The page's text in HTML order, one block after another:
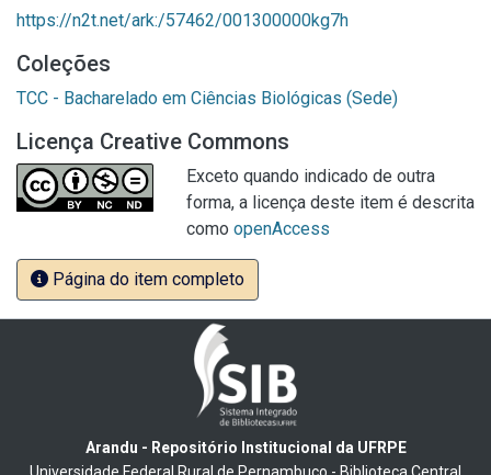
https://n2t.net/ark:/57462/001300000kg7h
Coleções
TCC - Bacharelado em Ciências Biológicas (Sede)
Licença Creative Commons
Exceto quando indicado de outra
forma, a licença deste item é descrita
como openAccess
Página do item completo
Arandu - Repositório Institucional da UFRPE
Universidade Federal Rural de Pernambuco - Biblioteca Central